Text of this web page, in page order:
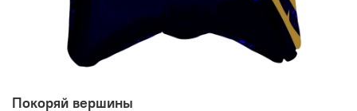
Покоряй вершины